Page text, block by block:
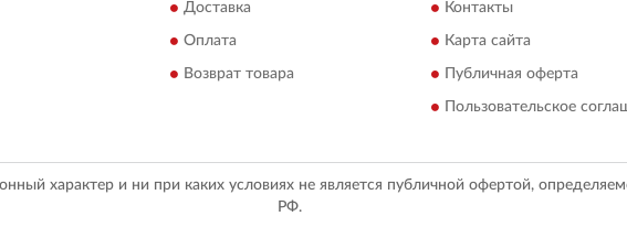
Доставка
Оплата
Возврат товара
Контакты
Карта сайта
Публичная оферта
Пользовательское
характер и ни при каких условиях не является публичной офертой,
РФ.